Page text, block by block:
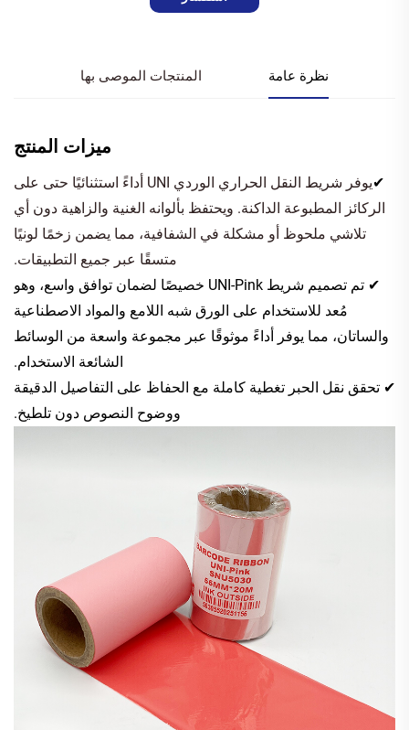
نظرة عامة المنتجات الموصى بها
ميزات المنتج
✔
يوفر شريط النقل الحراري الوردي UNI أداءً استثنائيًا حتى على
الركائز المطبوعة الداكنة. ويحتفظ بألوانه الغنية والزاهية دون أي
تلاشي ملحوظ أو مشكلة في الشفافية، مما يضمن زخمًا لونيًا
متسقًا عبر جميع التطبيقات.
✔ تم تصميم شريط UNI-Pink خصيصًا لضمان توافق واسع، وهو
مُعد للاستخدام على الورق شبه اللامع والمواد الاصطناعية
والساتان، مما يوفر أداءً موثوقًا عبر مجموعة واسعة من الوسائط
الشائعة الاستخدام.
✔ تحقق نقل الحبر تغطية كاملة مع الحفاظ على التفاصيل الدقيقة
ووضوح النصوص دون تلطيخ.